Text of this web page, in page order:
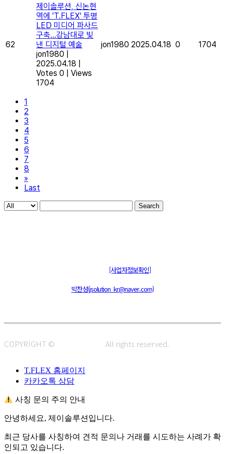
62
제이솔루션, 신논현
역에 'T.FLEX' 투명
LED 미디어 파사드
구축…강남대로 빛
낸 디지털 예술
jon1980
2025.04.18
Votes 0
Views
1704
jon1980 2025.04.18 0 1704
1
2
3
4
5
6
7
8
»
Last
Search
[사업자정보확인]
박찬성(jsolution_kr@naver.com)
COPYRIGHT © All rights reserved.
T.FLEX 홈페이지
카카오톡 상담
사칭 문의 주의 안내
안녕하세요, 제이솔루션입니다.
최근 당사를 사칭하여 견적 문의나 거래를 시도하는 사례가 확
인되고 있습니다.